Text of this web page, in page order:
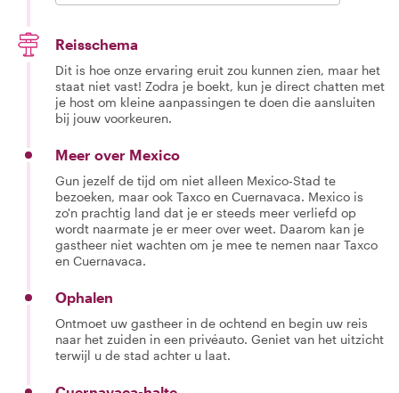
Reisschema
Dit is hoe onze ervaring eruit zou kunnen zien, maar het
staat niet vast! Zodra je boekt, kun je direct chatten met
je host om kleine aanpassingen te doen die aansluiten
bij jouw voorkeuren.
Meer over Mexico
Gun jezelf de tijd om niet alleen Mexico-Stad te
bezoeken, maar ook Taxco en Cuernavaca. Mexico is
zo'n prachtig land dat je er steeds meer verliefd op
wordt naarmate je er meer over weet. Daarom kan je
gastheer niet wachten om je mee te nemen naar Taxco
en Cuernavaca.
Ophalen
Ontmoet uw gastheer in de ochtend en begin uw reis
naar het zuiden in een privéauto. Geniet van het uitzicht
terwijl u de stad achter u laat.